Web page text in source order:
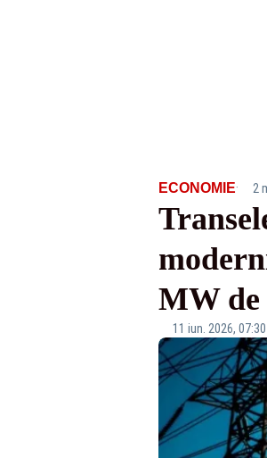
ECONOMIE· 2
MW de
11 iun. 2026, 07:30